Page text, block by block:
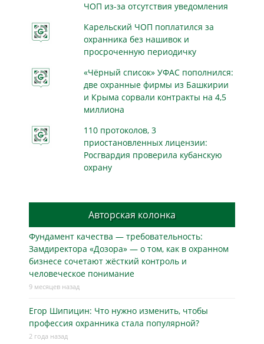
ЧОП из-за отсутствия уведомления
Карельский ЧОП поплатился за
охранника без нашивок и
просроченную периодичку
«Чёрный список» УФАС пополнился:
две охранные фирмы из Башкирии
и Крыма сорвали контракты на 4,5
миллиона
110 протоколов, 3
приостановленных лицензии:
Росгвардия проверила кубанскую
охрану
Авторская колонка
Фундамент качества — требовательность:
Замдиректора «Дозора» — о том, как в охранном
бизнесe сочетают жёсткий контроль и
человеческое понимание
9 месяцев назад
Егор Шипицин: Что нужно изменить, чтобы
профессия охранника стала популярной?
2 года назад